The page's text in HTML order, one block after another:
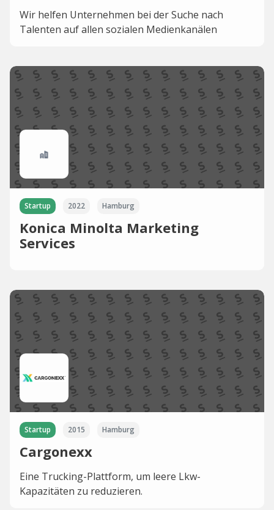
Wir helfen Unternehmen bei der Suche nach
Talenten auf allen sozialen Medienkanälen
Startup 2022 Hamburg
Konica Minolta Marketing
Services
Startup 2015 Hamburg
Cargonexx
Eine Trucking-Plattform, um leere Lkw-
Kapazitäten zu reduzieren.